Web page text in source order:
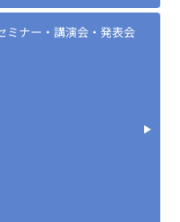
ミナー・講演会・発表会